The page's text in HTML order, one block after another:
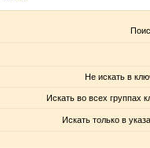
Не искать в
Искать во всех группах
Искать только в